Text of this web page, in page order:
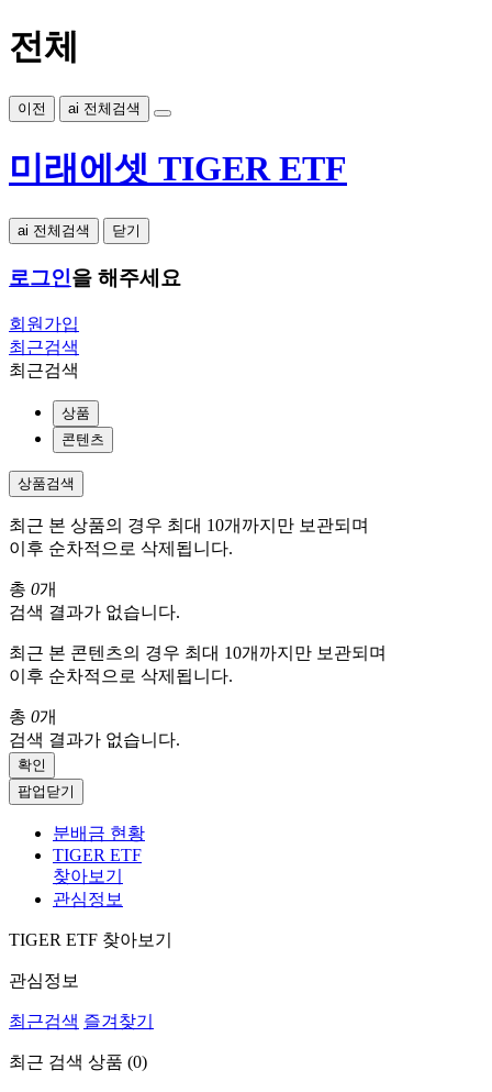
전체
이전 ai 전체검색
미래에셋 TIGER ETF
ai 전체검색 닫기
로그인을 해주세요
회원가입
최근검색
최근검색
상품
콘텐츠
상품검색
최근 본 상품의 경우 최대 10개까지만 보관되며
이후 순차적으로 삭제됩니다.
총 0개
검색 결과가 없습니다.
최근 본 콘텐츠의 경우 최대 10개까지만 보관되며
이후 순차적으로 삭제됩니다.
총 0개
검색 결과가 없습니다.
확인
팝업닫기
분배금 현황
TIGER ETF
찾아보기
관심정보
TIGER ETF 찾아보기
관심정보
최근검색 즐겨찾기
최근 검색 상품 (0)